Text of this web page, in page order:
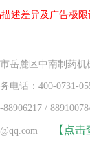
述差异及广告极限
岳麓区中南制药机
电话：400-0731-
/
【点